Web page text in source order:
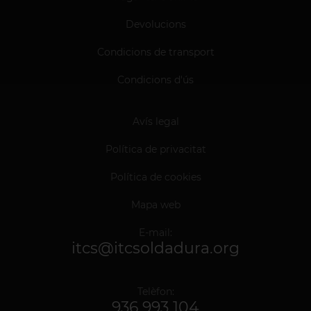
Devolucions
Condicions de transport
Condicions d'ús
Avís legal
Política de privacitat
Política de cookies
Mapa web
E-mail:
itcs@itcsoldadura.org
Telèfon:
936 993 104